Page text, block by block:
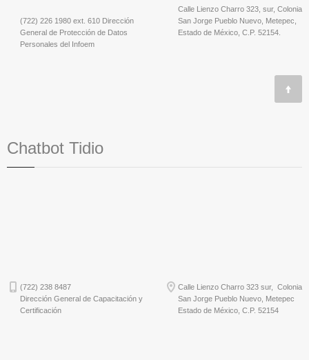
(722) 226 1980 ext. 610 Dirección
General de Protección de Datos
Personales del Infoem
Calle Lienzo Charro 323, sur, Colonia
San Jorge Pueblo Nuevo, Metepec,
Estado de México, C.P. 52154.
Chatbot Tidio
(722) 238 8487
Dirección General de Capacitación y
Certificación
Calle Lienzo Charro 323 sur, Colonia
San Jorge Pueblo Nuevo, Metepec
Estado de México, C.P. 52154